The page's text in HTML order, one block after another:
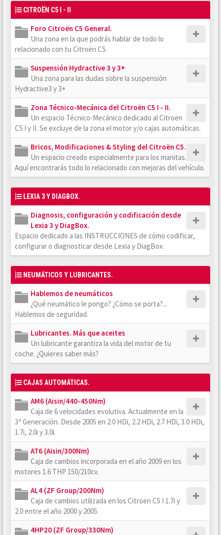
CITROËN C5 I - II
Foro Citroën C5 General.
Una zona en la que podrás hablar de todo lo
relacionado con tu Citroën C5.
Suspensión Hydractive 3 y 3+
Una zona para las dudas sobre la suspensión
Hydractive3 y 3+
Zona Técnico-Mecánica del Citroën C5 I - II.
Un espacio Técnico-Mecánico dedicado al Citroën
C5 I y II. Se excluye de la zona el motor y/o cajas automáticas.
Bricos, Modificaciones & Styling del Citroën C5.
Un espacio creado especialmente para los manitas.
Aquí encontrarás todo lo relacionado con mejoras del vehículo.
LEXIA 3 Y DIAGBOX.
Diagnosis, configuración y codificación desde
Lexia 3 y DiagBox.
Espacio dedicado a las INSTRUCCIONES de cómo codificar,
configurar o diagnosticar desde Lexia y DiagBox.
NEUMÁTICOS Y LUBRICANTES.
Hablemos de neumáticos
¿Qué neumático le pongo? ¿Cómo se porta?...
Hablemos de seguridad.
Lubricantes. Más que aceites
Un lubricante garantiza la vida del motor de tu
coche. ¿Quieres saber más?
CAJAS AUTOMÁTICAS.
AM6 (Aisin/440-450Nm)
Caja de 6 velocidades evolutiva. Actualmente en la
3ª Generación. Desde 2005 en 2.0 HDi, 2.2 HDi, 2.7 HDi, 3.0 HDi,
1.7i, 2.0i y 3.0i.
AT6 (Aisin/300Nm)
Caja de cambios incorporada en el año 2009 en los
motores 1.6 THP 150/210cv.
AL4 (ZF Group/200Nm)
Caja de cambios utilizada en los Citroën C5 I 1.7i y
2.0 entre el año 2000 y 2005.
4HP20 (ZF Group/330Nm)